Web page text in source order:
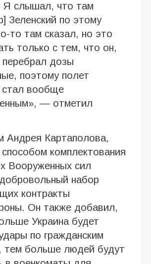
Я слышал, что там
Зеленский по этому
то там сказал, но это
только с тем, что он,
перебрал дозы
поэтому полет
стал вообще
— отметил
Андрея Картаполова,
комплектования
Вооруженных сил
набор
контракты
Он также добавил,
Украина будет
по гражданским
тем больше людей будут